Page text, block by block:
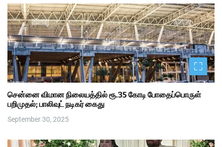
சென்னை விமான நிலையத்தில் ரூ.35 கோடி போதைப்பொருள்
பறிமுதல்; பாலிவுட் நடிகர் கைது
September 30, 2025